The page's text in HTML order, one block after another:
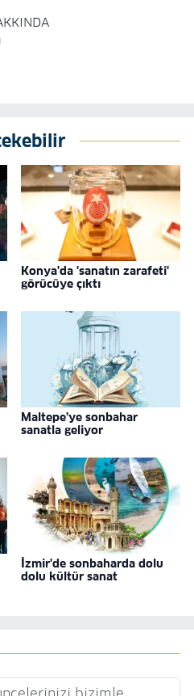
Konya'da 'sanatın zarafeti'
görücüye çıktı
Maltepe'ye sonbahar
sanatla geliyor
İzmir'de sonbaharda dolu
dolu kültür sanat